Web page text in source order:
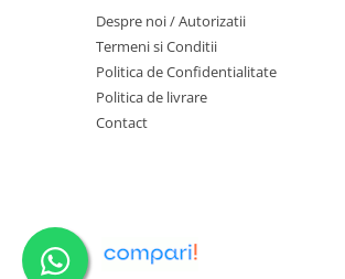
Despre noi / Autorizatii
Termeni si Conditii
Politica de Confidentialitate
Politica de livrare
Contact